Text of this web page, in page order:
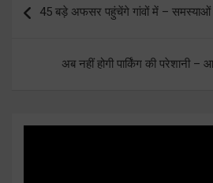
navigation
45 बड़े अफसर पहुंचेंगे गांवों में – समस्याओं
अब नहीं होगी पार्किंग की परेशानी –